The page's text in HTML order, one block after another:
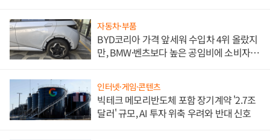
자동차·부품
BYD코리아 가격 앞세워 수입차 4위 올랐지
만, BMW·벤츠보다 높은 공임비에 소비자
인터넷·게임·콘텐츠
빅테크 메모리반도체 포함 장기계약 '2.7조
달러' 규모, AI 투자 위축 우려와 반대 신호